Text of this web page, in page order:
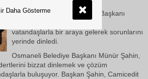
Bilecik'in Osmaneli Belediye Başkanı
vatandaşlarla bir araya gelerek sorunlarını
yerinde dinledi.
Osmaneli Belediye Başkanı Münür Şahin,
bizzat dinlemek ve çözüm
buluşuyor. Başkan Şahin, Camicedit
Daha Gösterme